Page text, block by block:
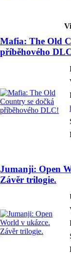
Mafia: The Old
příběhového
Jumanji: Open
Závěr trilogie.